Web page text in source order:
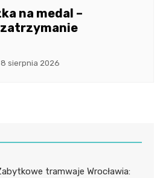
na medal –
8 sierpnia 2026
tramwaje Wrocławia: